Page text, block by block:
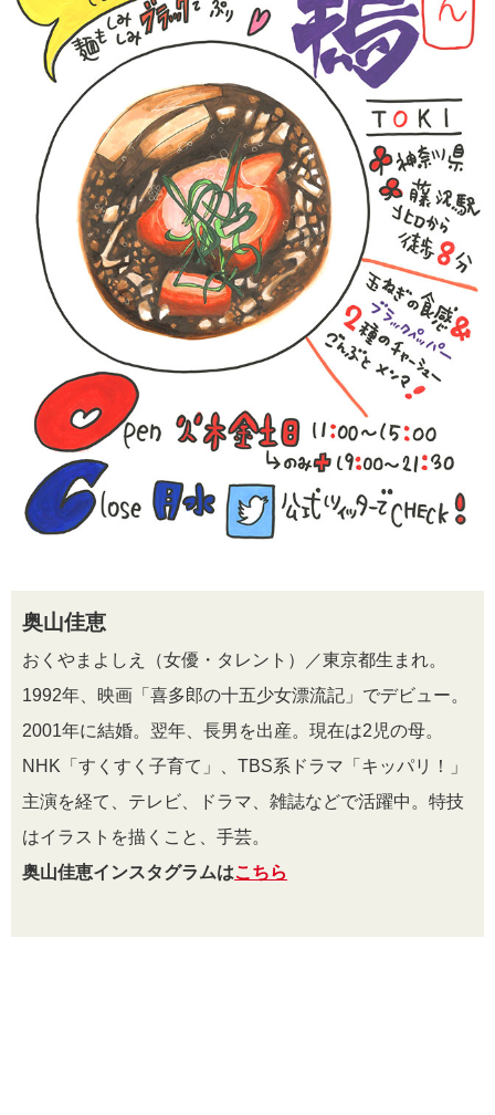
奥山佳恵
おくやまよしえ（女優・タレント）／東京都生まれ。
1992年、映画「喜多郎の十五少女漂流記」でデビュー。
2001年に結婚。翌年、長男を出産。現在は2児の母。
NHK「すくすく子育て」、TBS系ドラマ「キッパリ！」
主演を経て、テレビ、ドラマ、雑誌などで活躍中。特技
はイラストを描くこと、手芸。
奥山佳恵インスタグラムはこちら